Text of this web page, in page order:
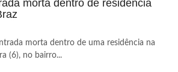
morta dentro de residência
morta dentro de uma residência na
(6), no bairro...